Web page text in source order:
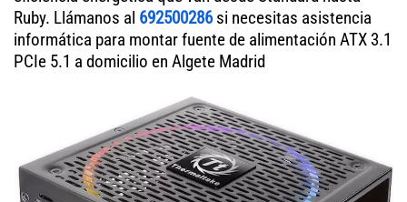
Ruby. Llámanos al 692500286si necesitas asistencia
informática para montar fuente de alimentación ATX 3.1
PCIe 5.1 a domicilio en Algete Madrid